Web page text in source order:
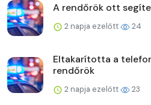
A rendőrök ott
2 napja ezelőtt 24
Eltakarította a
rendőrök
2 napja ezelőtt 23